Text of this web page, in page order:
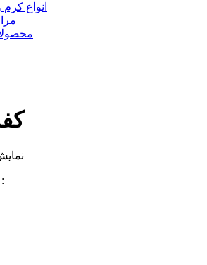
انواع
نمایش 1 تا 24 از 30
مرتب سازی بر اساس :